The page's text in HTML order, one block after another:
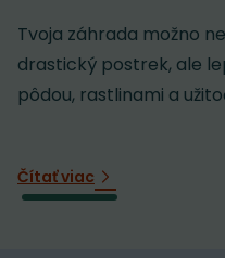
Tvoja záhrada možno
drastický postrek, ale
pôdou, rastlinami a
Čítať viac